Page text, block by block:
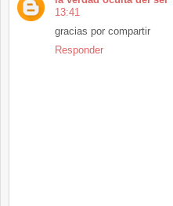
13:41
gracias por compartir
Responder